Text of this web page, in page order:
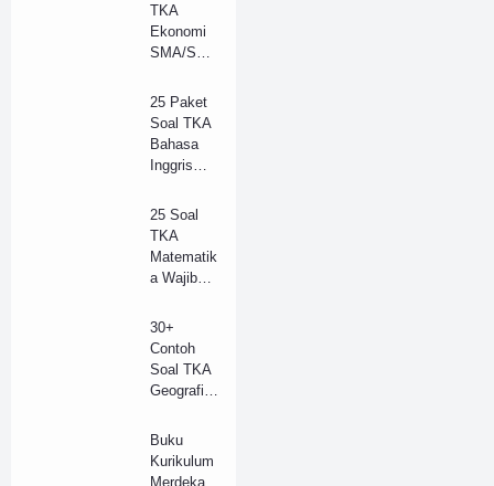
TKA
Ekonomi
SMA/SM
2025 dan
Kunci
Jawaban
(B)
25 Paket
Soal TKA
Bahasa
Inggris
SMA/SM
K 2025 +
Kunci
Jawaban
(Model B)
25 Soal
TKA
Matematik
a Wajib
Tahun
2025 +
Kunci
Jawaban
Lengkap
30+
Contoh
Soal TKA
Geografi
K Tahun
2025 dan
Kunci
Buku
Kurikulum
Merdeka